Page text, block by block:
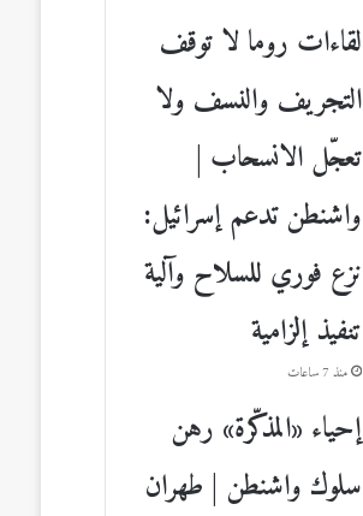
لقاءات روما لا توقف
التجريف والنسف ولا
تعجّل الانسحاب |
واشنطن تدعم إسرائيل:
نزع فوري للسلاح وآلية
تنفيذ إلزامية
منذ 7 ساعات
إحياء «المذكّرة» رهن
سلوك واشنطن | طهران